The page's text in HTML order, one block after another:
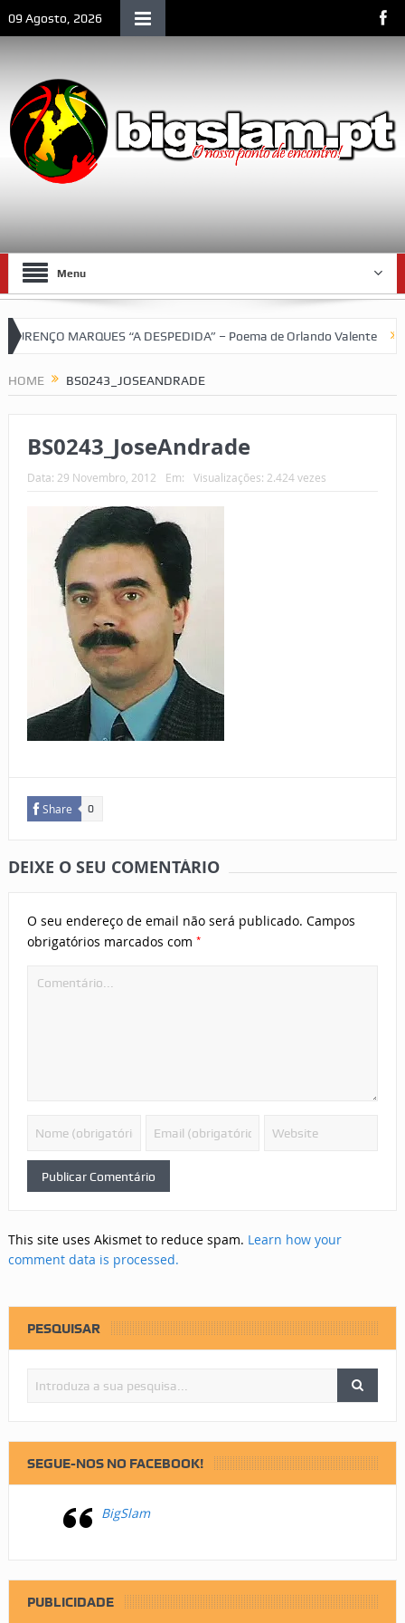
09 Agosto, 2026
Menu
MARQUES “A DESPEDIDA” – Poema de Orlando Valente
HOME BS0243_JOSEANDRADE
BS0243_JoseAndrade
Data: 29 Novembro, 2012 Em: Visualizações: 2.424 vezes
Share 0
DEIXE O SEU COMENTÁRIO
O seu endereço de email não será publicado. Campos
obrigatórios marcados com *
This site uses Akismet to reduce spam. Learn how your
comment data is processed.
PESQUISAR
SEGUE-NOS NO FACEBOOK!
BigSlam
PUBLICIDADE